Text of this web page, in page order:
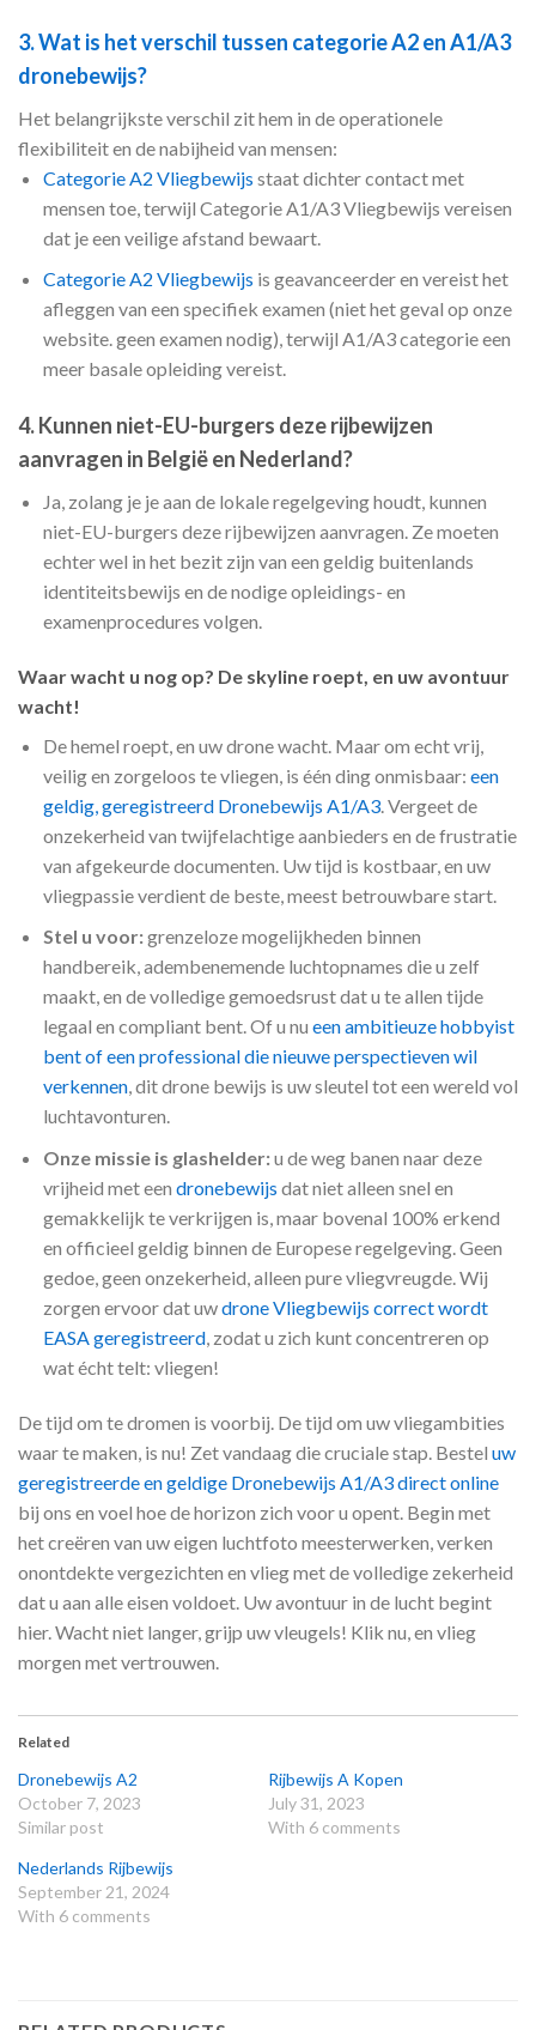
3. Wat is het verschil tussen categorie A2 en A1/A3
dronebewijs?
Het belangrijkste verschil zit hem in de operationele
flexibiliteit en de nabijheid van mensen:
Categorie A2 Vliegbewijs staat dichter contact met
mensen toe, terwijl Categorie A1/A3 Vliegbewijs vereisen
dat je een veilige afstand bewaart.
Categorie A2 Vliegbewijs is geavanceerder en vereist het
afleggen van een specifiek examen (niet het geval op onze
website. geen examen nodig), terwijl A1/A3 categorie een
meer basale opleiding vereist.
4. Kunnen niet-EU-burgers deze rijbewijzen
aanvragen in België en Nederland?
Ja, zolang je je aan de lokale regelgeving houdt, kunnen
niet-EU-burgers deze rijbewijzen aanvragen. Ze moeten
echter wel in het bezit zijn van een geldig buitenlands
identiteitsbewijs en de nodige opleidings- en
examenprocedures volgen.
Waar wacht u nog op? De skyline roept, en uw avontuur
wacht!
De hemel roept, en uw drone wacht. Maar om echt vrij,
veilig en zorgeloos te vliegen, is één ding onmisbaar: een
geldig, geregistreerd Dronebewijs A1/A3. Vergeet de
onzekerheid van twijfelachtige aanbieders en de frustratie
van afgekeurde documenten. Uw tijd is kostbaar, en uw
vliegpassie verdient de beste, meest betrouwbare start.
Stel u voor:grenzeloze mogelijkheden binnen
handbereik, adembenemende luchtopnames die u zelf
maakt, en de volledige gemoedsrust dat u te allen tijde
legaal en compliant bent. Of u nu een ambitieuze hobbyist
bent of een professional die nieuwe perspectieven wil
verkennen, dit drone bewijs is uw sleutel tot een wereld vol
luchtavonturen.
Onze missie is glashelder:u de weg banen naar deze
vrijheid met een dronebewijs dat niet alleen snel en
gemakkelijk te verkrijgen is, maar bovenal 100% erkend
en officieel geldig binnen de Europese regelgeving. Geen
gedoe, geen onzekerheid, alleen pure vliegvreugde. Wij
zorgen ervoor dat uwdrone Vliegbewijs correct wordt
EASA geregistreerd, zodat u zich kunt concentreren op
wat écht telt: vliegen!
De tijd om te dromen is voorbij. De tijd om uw vliegambities
waar te maken, is nu! Zet vandaag die cruciale stap. Bestel uw
geregistreerde en geldige Dronebewijs A1/A3 direct online
bij ons en voel hoe de horizon zich voor u opent. Begin met
het creëren van uw eigen luchtfoto meesterwerken, verken
onontdekte vergezichten en vlieg met de volledige zekerheid
dat u aan alle eisen voldoet. Uw avontuur in de lucht begint
hier. Wacht niet langer, grijp uw vleugels! Klik nu, en vlieg
morgen met vertrouwen.
Related
Dronebewijs A2
October 7, 2023
Similar post
Rijbewijs A Kopen
July 31, 2023
With 6 comments
Nederlands Rijbewijs
September 21, 2024
With 6 comments